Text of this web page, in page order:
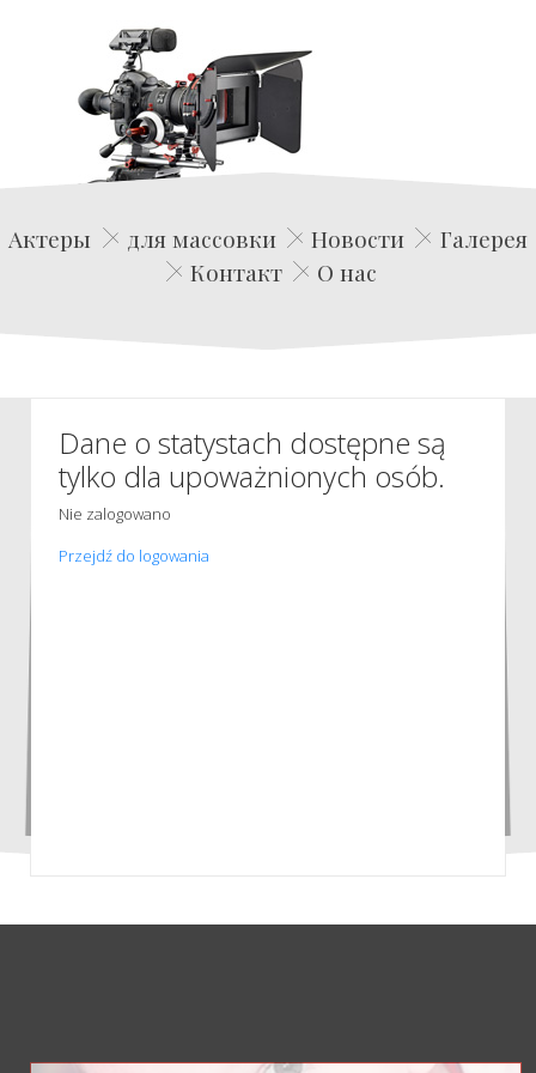
Edwin Film Agencja Aktorska
Актеры для массовки Новости
Галерея
Контакт
О нас
Dane o statystach dostępne są
tylko dla upoważnionych osób.
Nie zalogowano
Przejdź do logowania